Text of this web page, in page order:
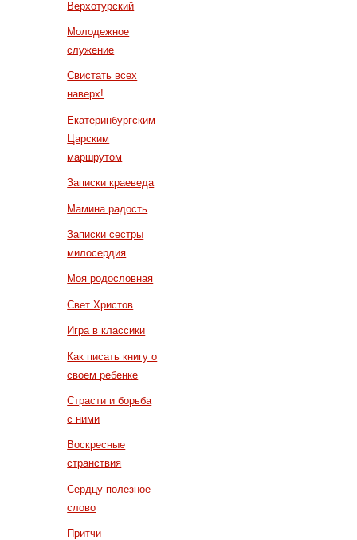
Верхотурский
Молодежное
служение
Свистать всех
наверх!
Екатеринбургским
Царским
маршрутом
Записки краеведа
Мамина радость
Записки сестры
милосердия
Моя родословная
Свет Христов
Игра в классики
Как писать книгу о
своем ребенке
Страсти и борьба
с ними
Воскресные
странствия
Сердцу полезное
слово
Притчи